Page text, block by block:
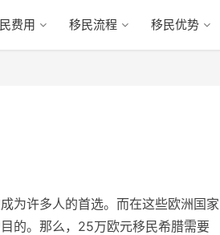
费用 移民流程 移民优势
为许多人的首选。而在这些欧洲国家
的。那么，25万欧元移民希腊需要